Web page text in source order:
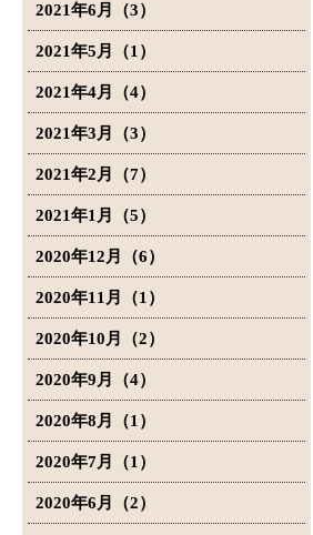
2021年6月（3）
2021年5月（1）
2021年4月（4）
2021年3月（3）
2021年2月（7）
2021年1月（5）
2020年12月（6）
2020年11月（1）
2020年10月（2）
2020年9月（4）
2020年8月（1）
2020年7月（1）
2020年6月（2）